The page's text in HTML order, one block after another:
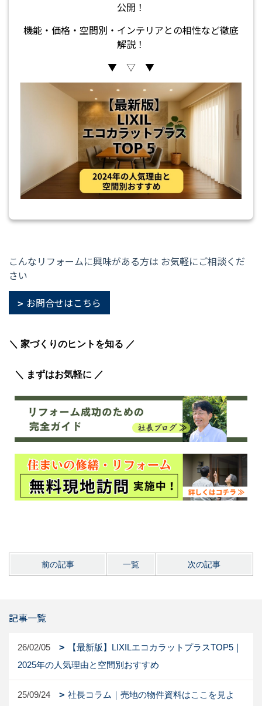
公開！
機能・価格・空間別・インテリアとの相性など徹底
解説！
▼ ▽ ▼
こんなリフォームに興味がある方は お気軽にご相談くだ
さい
お問合せはこちら
＼ 家づくりのヒントを知る ／
＼ まずはお気軽に ／
前の記事 一覧 次の記事
記事一覧
26/02/05
【最新版】LIXILエコカラットプラスTOP5｜
2025年の人気理由と空間別おすすめ
25/09/24
社長コラム｜売地の物件資料はここを見よ